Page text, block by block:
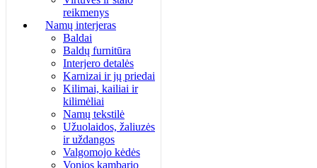
reikmenys
Namų interjeras
Baldai
Baldų furnitūra
Interjero detalės
Karnizai ir jų priedai
Kilimai, kailiai ir
kilimėliai
Namų tekstilė
Užuolaidos, žaliuzės
ir uždangos
Valgomojo kėdės
Vonios kambario